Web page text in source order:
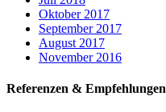
Oktober 2017
September 2017
August 2017
November 2016
Referenzen & Empfehlungen